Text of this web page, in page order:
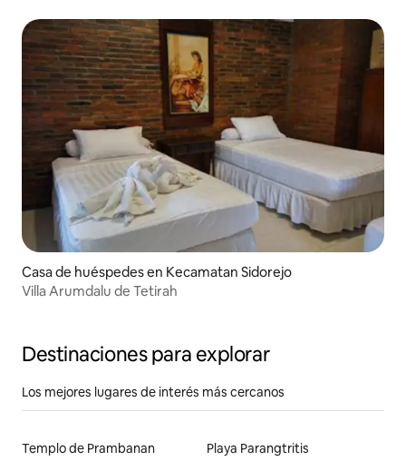
Casa de huéspedes en Kecamatan Sidorejo
Villa Arumdalu de Tetirah
Destinaciones para explorar
Los mejores lugares de interés más cercanos
Templo de Prambanan Playa Parangtritis